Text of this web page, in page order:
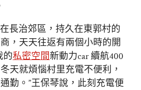
長治郊區，持久在東郭村的
，天天往返有兩個小時的開
的私密空間新動力car 續航400
天就煩惱村里充電不便利，
勤。”王保琴說，此刻充電便